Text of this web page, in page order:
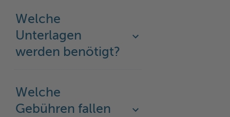
Welche
Unterlagen
werden benötigt?
Welche
Gebühren fallen